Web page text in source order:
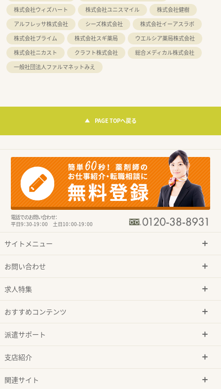
株式会社ウィズハート
株式会社ユニスマイル
株式会社健樹
アルフレッサ株式会社
シーズ株式会社
株式会社イーアスラボ
株式会社プライム
株式会社スギ薬局
ウエルシア薬局株式会社
株式会社ニカスト
クラフト株式会社
総合メディカル株式会社
一般社団法人ファルマネットみえ
PAGE TOPへ戻る
電話でのお問い合わせ：
平日9：30-19：00 土日10：00-19：00
サイトメニュー
お問い合わせ
求人特集
おすすめコンテンツ
派遣サポート
支店紹介
関連サイト